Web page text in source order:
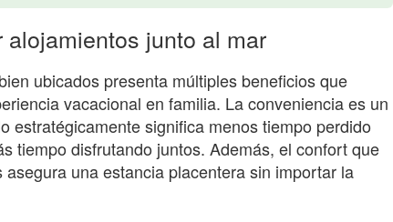
junto al mar
ubicados presenta múltiples beneficios que
vacacional en familia. La conveniencia es un
estratégicamente significa menos tiempo perdido
tiempo disfrutando juntos. Además, el confort que
una estancia placentera sin importar la